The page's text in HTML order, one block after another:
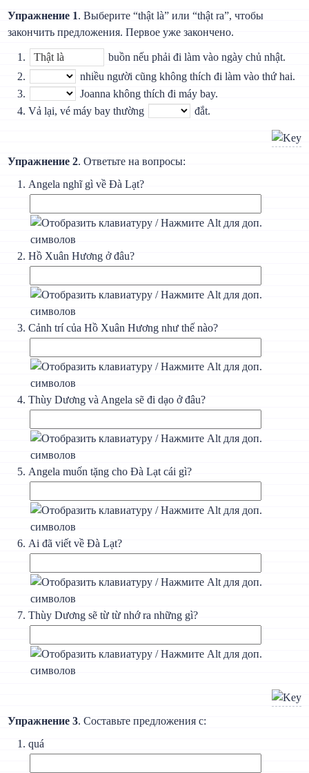
Упражнение 1. Выберите “thật là” или “thật ra”, чтобы
закончить предложения. Первое уже закончено.
buồn nếu phải đi làm vào ngày chủ nhật.
nhiều người cũng không thích đi làm vào thứ hai.
Joanna không thích đi máy bay.
Vả lại, vé máy bay thường
đắt.
Упражнение 2. Ответьте на вопросы:
Angela nghĩ gì về Đà Lạt?
Hồ Xuân Hương ở đâu?
Cảnh trí của Hồ Xuân Hương như thế nào?
Thùy Dương và Angela sẽ đi dạo ở đâu?
Angela muốn tặng cho Đà Lạt cái gì?
Ai đã viết về Đà Lạt?
Thùy Dương sẽ từ từ nhớ ra những gì?
Упражнение 3. Составьте предложения с:
quá